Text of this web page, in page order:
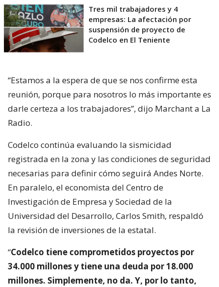
Tres mil trabajadores y 4
empresas: La afectación por
suspensión de proyecto de
Codelco en El Teniente
“Estamos a la espera de que se nos confirme esta
reunión, porque para nosotros lo más importante es
darle certeza a los trabajadores”, dijo Marchant a La
Radio.
Codelco continúa evaluando la sismicidad
registrada en la zona y las condiciones de seguridad
necesarias para definir cómo seguirá Andes Norte.
En paralelo, el economista del Centro de
Investigación de Empresa y Sociedad de la
Universidad del Desarrollo, Carlos Smith, respaldó
la revisión de inversiones de la estatal.
“Codelco tiene comprometidos proyectos por
34.000 millones y tiene una deuda por 18.000
millones. Simplemente, no da. Y, por lo tanto,